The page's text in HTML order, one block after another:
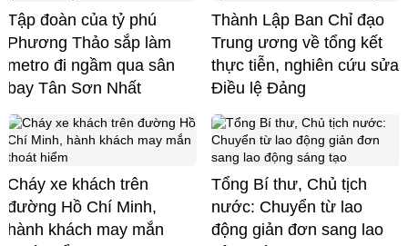
Tập đoàn của tỷ phú
Phương Thảo sắp làm
metro đi ngầm qua sân
bay Tân Sơn Nhất
Thành Lập Ban Chỉ đạo
Trung ương về tổng kết
thực tiễn, nghiên cứu sửa
Điều lệ Đảng
Cháy xe khách trên
đường Hồ Chí Minh,
hành khách may mắn
Tổng Bí thư, Chủ tịch
nước: Chuyển từ lao
động giản đơn sang lao